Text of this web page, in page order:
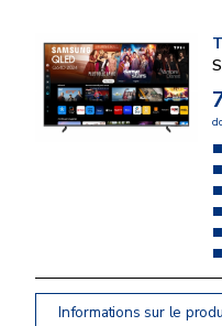
Informations sur le